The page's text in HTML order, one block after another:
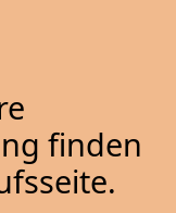
finden